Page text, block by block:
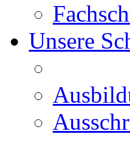
Unsere